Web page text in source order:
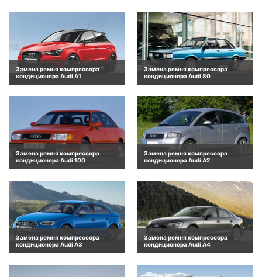
Замена ремня компрессора
кондиционера Audi A1
Замена ремня компрессора
кондиционера Audi 80
Замена ремня компрессора
кондиционера Audi 100
Замена ремня компрессора
кондиционера Audi A2
Замена ремня компрессора
кондиционера Audi A3
Замена ремня компрессора
кондиционера Audi A4